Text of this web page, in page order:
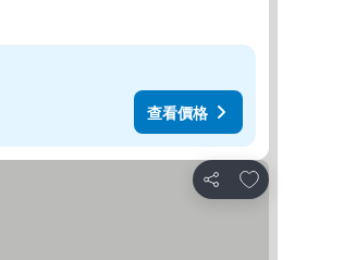
查看價格
分享
放到收藏夾